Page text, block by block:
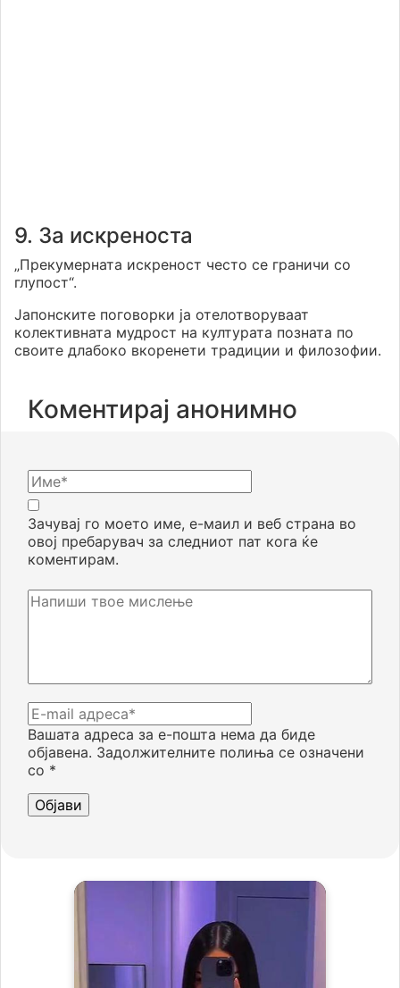
9. За искреноста
„Прекумерната искреност често се граничи со
глупост“.
Јапонските поговорки ја отелотворуваат
колективната мудрост на културата позната по
своите длабоко вкоренети традиции и филозофии.
Коментирај анонимно
Вашата адреса за е-пошта нема да биде
објавена. Задолжителните полиња се означени
со *
Зачувај го моето име, е-маил и веб страна во
овој пребарувач за следниот пат кога ќе
коментирам.